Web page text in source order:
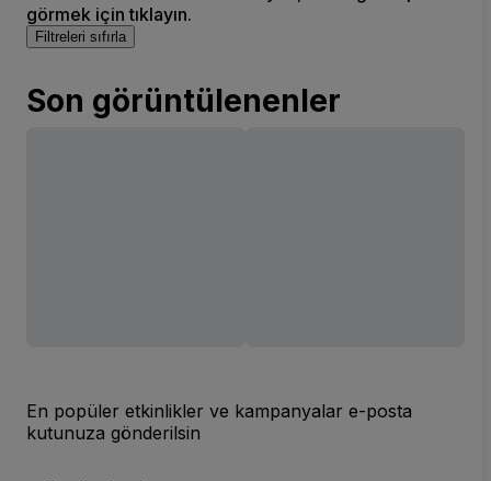
görmek için tıklayın.
Filtreleri sıfırla
Son görüntülenenler
En popüler etkinlikler ve kampanyalar e-posta
kutunuza gönderilsin